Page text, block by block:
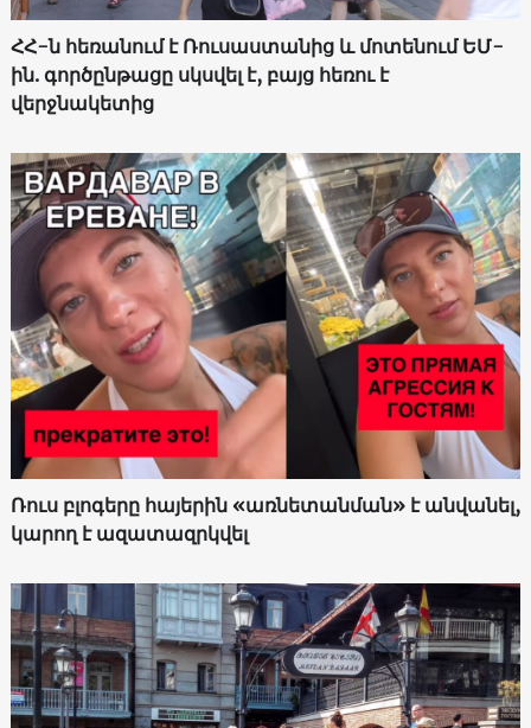
ՀՀ-ն հեռանում է Ռուսաստանից և մոտենում ԵՄ-
ին. գործընթացը սկսվել է, բայց հեռու է
վերջնակետից
Ռուս բլոգերը հայերին «առնետանման» է անվանել,
կարող է ազատազրկվել